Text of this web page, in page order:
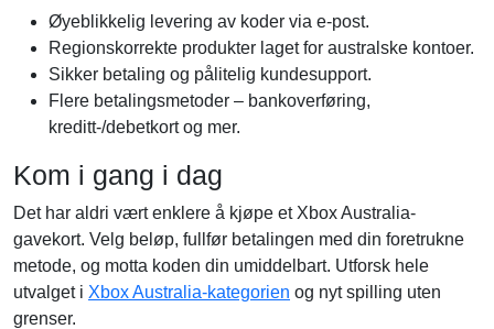
Øyeblikkelig levering av koder via e-post.
Regionskorrekte produkter laget for australske kontoer.
Sikker betaling og pålitelig kundesupport.
Flere betalingsmetoder – bankoverføring,
kreditt-/debetkort og mer.
Kom i gang i dag
Det har aldri vært enklere å kjøpe et Xbox Australia-
gavekort. Velg beløp, fullfør betalingen med din foretrukne
metode, og motta koden din umiddelbart. Utforsk hele
utvalget i Xbox Australia-kategorien og nyt spilling uten
grenser.